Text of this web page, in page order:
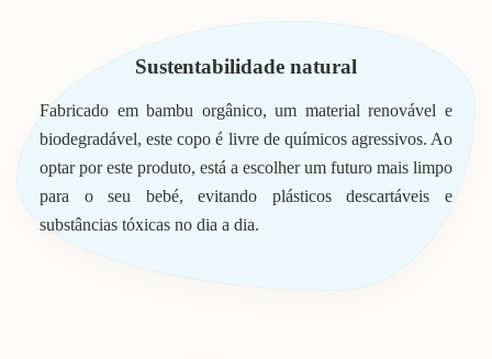
Sustentabilidade natural
Fabricado em bambu orgânico, um material renovável e
biodegradável, este copo é livre de químicos agressivos. Ao
optar por este produto, está a escolher um futuro mais limpo
para o seu bebé, evitando plásticos descartáveis e
substâncias tóxicas no dia a dia.